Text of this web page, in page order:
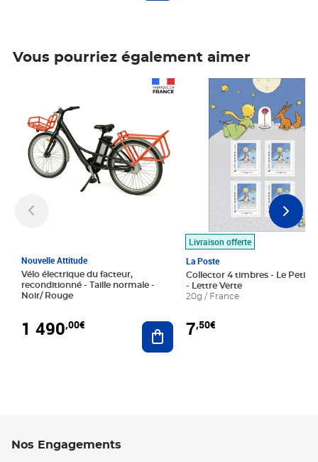
Vous pourriez également aimer
Nouvelle Attitude
Vélo électrique du facteur,
reconditionné - Taille normale -
Noir/ Rouge
1 490,00€ Ajouter au panier
Livraison offerte
La Poste
Collector 4 timbres - Le Petit
- Lettre Verte
20g / France
7,50€
Prix 7,50€
Nos Engagements